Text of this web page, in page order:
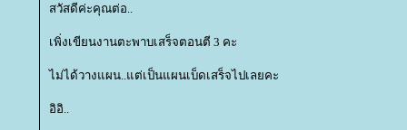
สวัสดีค่ะคุณต่อ..
เพิ่งเขียนงานตะพาบเสร็จตอนตี 3 คะ
ไม่ได้วางแผน..แต่เป็นแผนเบ็ดเสร็จไปเลยคะ
อิอิ..